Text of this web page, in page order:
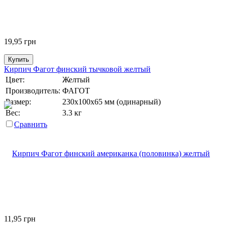
19,95 грн
Купить
Кирпич Фагот финский тычковой желтый
Цвет:
Желтый
Производитель: ФАГОТ
Размер:
230х100х65 мм (одинарный)
Вес:
3.3 кг
Сравнить
11,95 грн